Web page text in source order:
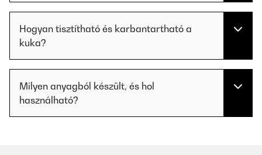
Hogyan tisztítható és karbantartható a
kuka?
Milyen anyagból készült, és hol
használható?